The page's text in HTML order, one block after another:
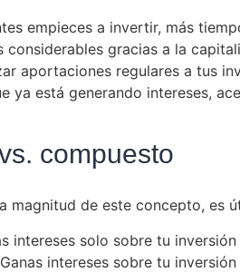
empieces a invertir, más
considerables gracias a la
aportaciones regulares a tus
ya está generando intereses,
compuesto
magnitud de este concepto, es
intereses solo sobre tu
intereses sobre tu